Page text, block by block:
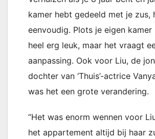
kamer hebt gedeeld met je zus,
eenvoudig. Plots je eigen kamer
heel erg leuk, maar het vraagt
aanpassing. Ook voor Liu, de
dochter van ‘Thuis’-actrice
was het een grote verandering.
“Het was enorm wennen voor
het appartement altijd bij haar